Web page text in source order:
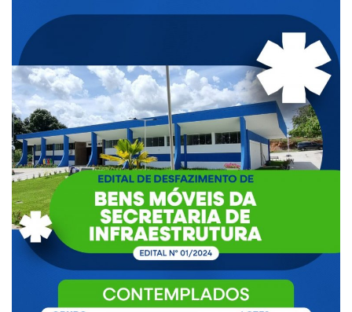
Vídeos
Webmail
Contato